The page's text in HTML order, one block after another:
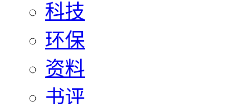
科技
环保
资料
书评